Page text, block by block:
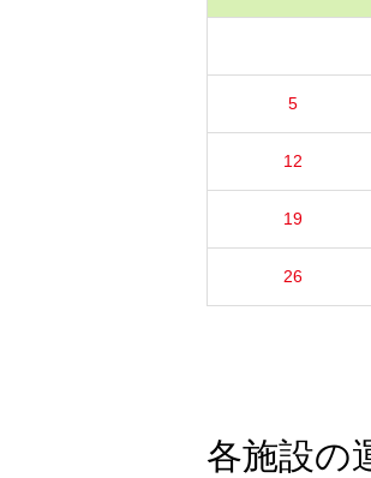
5
12
19
26
各施設の